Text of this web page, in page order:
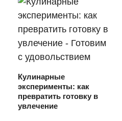
Кулинарные
эксперименты: как
превратить готовку в
увлечение